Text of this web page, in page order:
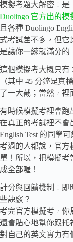
模擬考題大解密：是
Duolingo 官方出的模
且各種 Duolingo
式考試差不多，但它
是讓你一練就滿分的
這個模擬考大概只有
（其中 45 分鐘是真
了一大截；當然，裡
有時候模擬考裡會跑
在真正的考試裡不會
English Test 的同學
考過的人都說，官方
單！所以，把模擬考
成全部喔！
計分與回饋機制：即
些訣竅？
考完官方模擬考，你
還會貼心地幫你跟托
對自己的英文實力有